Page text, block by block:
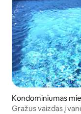
Kondominiumas
Gražus vaizdas į